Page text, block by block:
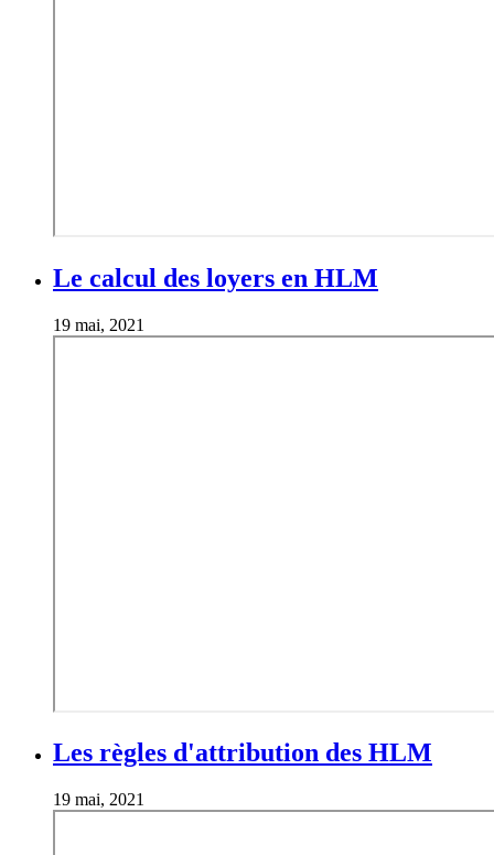
Le calcul des loyers en HLM
19 mai, 2021
Les règles d'attribution des HLM
19 mai, 2021